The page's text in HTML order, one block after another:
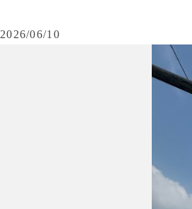
2026/06/10